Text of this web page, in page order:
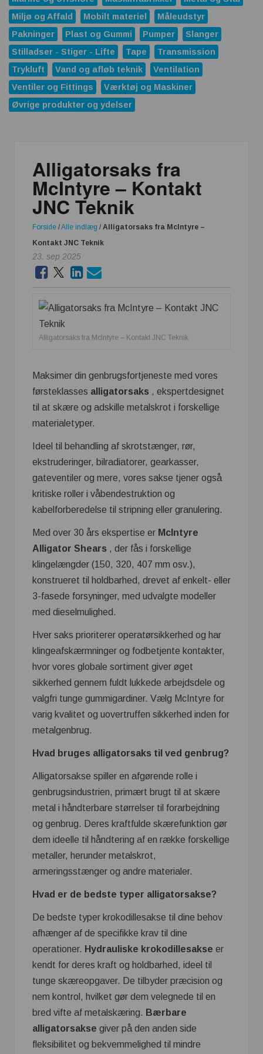
Miljø og Affald
Mobilt materiel
Måleudstyr
Pakninger
Plast og Gummi Pumper
Slanger
Stilladser - Stiger - Lifte
Tape
Transmission
Trykluft
Vand og afløb teknik
Ventilation
Ventiler og Fittings
Værktøj og Maskiner
Øvrige produkter og ydelser
Alligatorsaks fra
McIntyre – Kontakt
JNC Teknik
Forside /Alle indlæg / Alligatorsaks fra McIntyre –
Kontakt JNC Teknik
23. sep 2025
Alligatorsaks fra McIntyre – Kontakt JNC Teknik
Maksimer din genbrugsfortjeneste med vores
førsteklasses alligatorsaks , ekspertdesignet
til at skære og adskille metalskrot i forskellige
materialetyper.
Ideel til behandling af skrotstænger, rør,
ekstruderinger, bilradiatorer, gearkasser,
gateventiler og mere, vores sakse tjener også
kritiske roller i våbendestruktion og
kabelforberedelse til stripning eller granulering.
Med over 30 års ekspertise er McIntyre
Alligator Shears , der fås i forskellige
klingelængder (150, 320, 407 mm osv.),
konstrueret til holdbarhed, drevet af enkelt- eller
3-fasede forsyninger, med udvalgte modeller
med dieselmulighed.
Hver saks prioriterer operatørsikkerhed og har
klingeafskærmninger og fodbetjente kontakter,
hvor vores globale sortiment giver øget
sikkerhed gennem fuldt lukkede arbejdsdele og
valgfri tunge gummigardiner. Vælg McIntyre for
varig kvalitet og uovertruffen sikkerhed inden for
metalgenbrug.
Hvad bruges alligatorsaks til ved genbrug?
Alligatorsakse spiller en afgørende rolle i
genbrugsindustrien, primært brugt til at skære
metal i håndterbare størrelser til forarbejdning
og genbrug. Deres kraftfulde skærefunktion gør
dem ideelle til håndtering af en række forskellige
metaller, herunder metalskrot,
armeringsstænger og andre materialer.
Hvad er de bedste typer alligatorsakse?
De bedste typer krokodillesakse til dine behov
afhænger af de specifikke krav til dine
operationer. Hydrauliske krokodillesakse er
kendt for deres kraft og holdbarhed, ideel til
tunge skæreopgaver. De tilbyder præcision og
nem kontrol, hvilket gør dem velegnede til en
bred vifte af metalskæring. Bærbare
alligatorsakse giver på den anden side
fleksibilitet og bekvemmelighed til mindre